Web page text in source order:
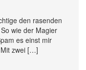
den rasenden
wie der Magier
es einst mir
zwei […]